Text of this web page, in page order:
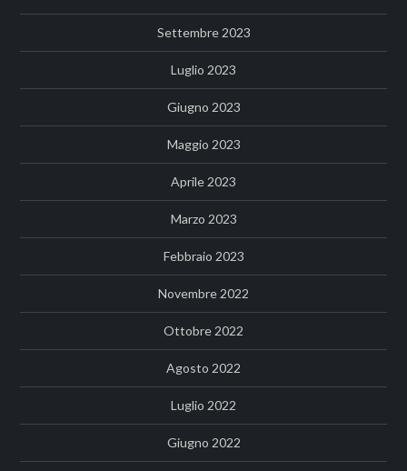
Settembre 2023
Luglio 2023
Giugno 2023
Maggio 2023
Aprile 2023
Marzo 2023
Febbraio 2023
Novembre 2022
Ottobre 2022
Agosto 2022
Luglio 2022
Giugno 2022